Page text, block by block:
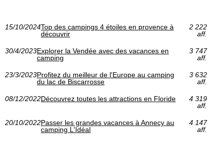
15/10/2024Top des campings 4 étoiles en provence à
découvrir
2 222
aff.
30/4/2023Explorer la Vendée avec des vacances en
camping
3 747
aff.
23/3/2023Profitez du meilleur de l'Europe au camping
du lac de Biscarrosse
3 632
aff.
08/12/2022Découvrez toutes les attractions en Floride
4 319
aff.
20/10/2022Passer les grandes vacances à Annecy au
camping L'Idéal
4 147
aff.